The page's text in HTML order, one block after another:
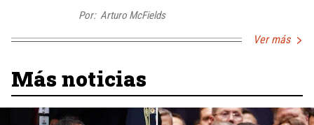
Por: Arturo McFields
Ver más
Más noticias